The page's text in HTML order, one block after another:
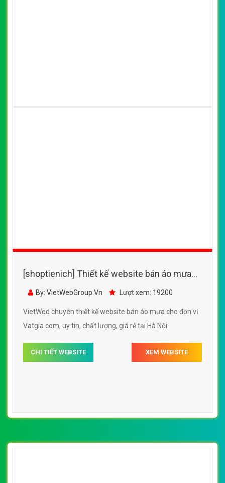
[shoptienich] Thiết kế website bán áo mưa
Vatgia.com đẹp, chuyên nghiệp chuẩn SEO
By: VietWebGroup.Vn Lượt xem: 19200
VietWed chuyên thiết kế website bán áo mưa cho đơn vị
Vatgia.com, uy tin, chất lượng, giá rẻ tại Hà Nội
CHI TIẾT WEBSITE XEM WEBSITE